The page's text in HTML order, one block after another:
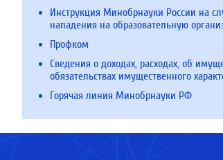
Инструкция Минобрнауки России на
нападения на образовательную
Профком
Сведения о доходах, расходах, об
обязательствах имущественного
Горячая линия Минобрнауки РФ